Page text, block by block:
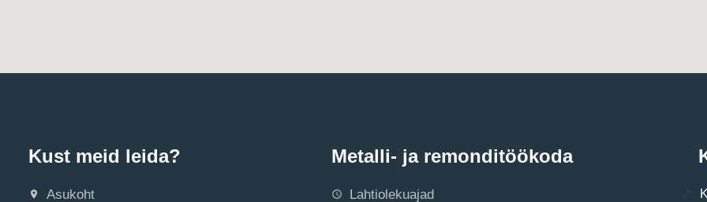
Kust meid leida?
Asukoht
Metalli- ja remonditöökoda
Lahtiolekuajad